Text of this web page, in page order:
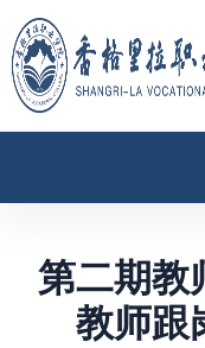
第二期教
教师跟